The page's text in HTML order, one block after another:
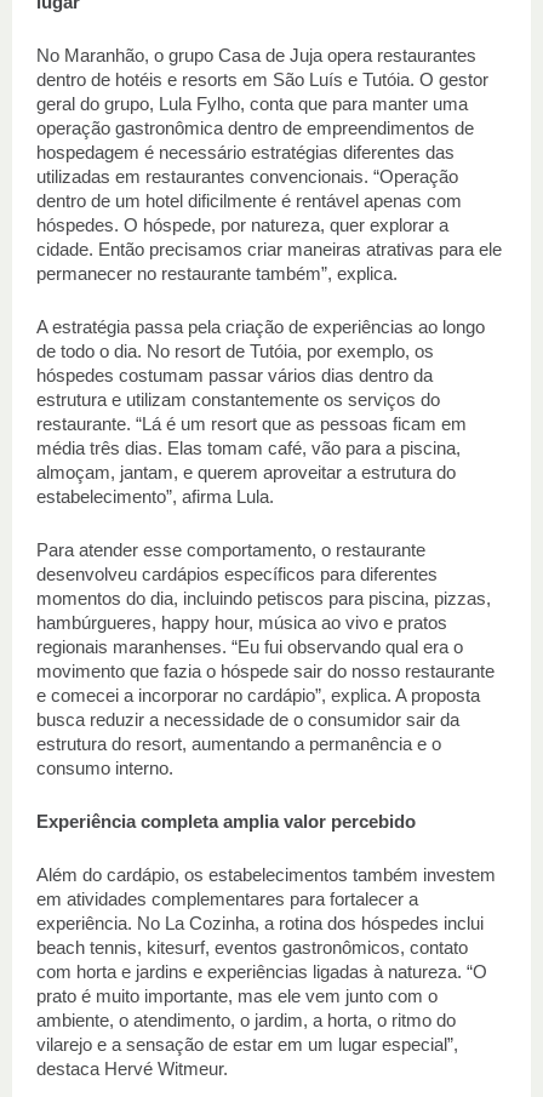
No Maranhão, o grupo Casa de Juja opera restaurantes
dentro de hotéis e resorts em São Luís e Tutóia. O gestor
geral do grupo, Lula Fylho, conta que para manter uma
operação gastronômica dentro de empreendimentos de
hospedagem é necessário estratégias diferentes das
utilizadas em restaurantes convencionais. “Operação
dentro de um hotel dificilmente é rentável apenas com
hóspedes. O hóspede, por natureza, quer explorar a
cidade. Então precisamos criar maneiras atrativas para ele
permanecer no restaurante também”, explica.
A estratégia passa pela criação de experiências ao longo
de todo o dia. No resort de Tutóia, por exemplo, os
hóspedes costumam passar vários dias dentro da
estrutura e utilizam constantemente os serviços do
restaurante. “Lá é um resort que as pessoas ficam em
média três dias. Elas tomam café, vão para a piscina,
almoçam, jantam, e querem aproveitar a estrutura do
estabelecimento”, afirma Lula.
Para atender esse comportamento, o restaurante
desenvolveu cardápios específicos para diferentes
momentos do dia, incluindo petiscos para piscina, pizzas,
hambúrgueres, happy hour, música ao vivo e pratos
regionais maranhenses. “Eu fui observando qual era o
movimento que fazia o hóspede sair do nosso restaurante
e comecei a incorporar no cardápio”, explica. A proposta
busca reduzir a necessidade de o consumidor sair da
estrutura do resort, aumentando a permanência e o
consumo interno.
Experiência completa amplia valor percebido
Além do cardápio, os estabelecimentos também investem
em atividades complementares para fortalecer a
experiência. No La Cozinha, a rotina dos hóspedes inclui
beach tennis, kitesurf, eventos gastronômicos, contato
com horta e jardins e experiências ligadas à natureza. “O
prato é muito importante, mas ele vem junto com o
ambiente, o atendimento, o jardim, a horta, o ritmo do
vilarejo e a sensação de estar em um lugar especial”,
destaca Hervé Witmeur.